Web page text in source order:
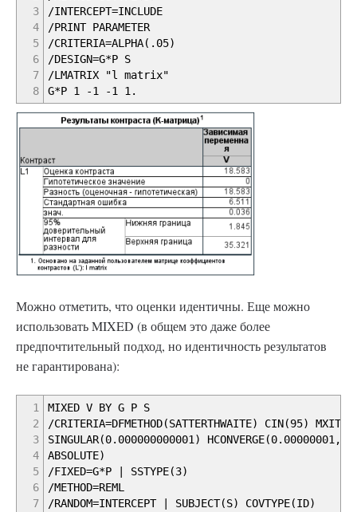
3
4
5
6
7
8
/INTERCEPT=INCLUDE
/PRINT PARAMETER
/CRITERIA=ALPHA(.05)
/DESIGN=G*P S
/LMATRIX "l matrix"
G*P 1 -1 -1 1.
Можно отметить, что оценки идентичны. Еще можно
использовать MIXED (в общем это даже более
предпочтительный подход, но идентичность результатов
не гарантирована):
1
2
3
4
5
6
7
MIXED V BY G P S
/CRITERIA=DFMETHOD(SATTERTHWAITE) CIN(95)
SINGULAR(0.000000000001) HCONVERGE(0.00000001,
ABSOLUTE)
/FIXED=G*P | SSTYPE(3)
/METHOD=REML
/RANDOM=INTERCEPT | SUBJECT(S) COVTYPE(ID)